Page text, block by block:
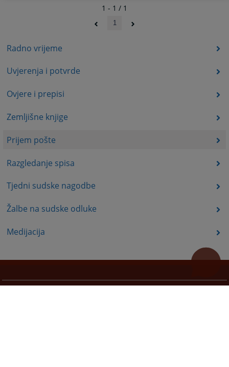
Radno vrijeme
Uvjerenja i potvrde
Ovjere i prepisi
Zemljišne knjige
Prijem pošte
Razgledanje spisa
Tjedni sudske nagodbe
Žalbe na sudske odluke
Medijacija
1 - 1 / 1
1